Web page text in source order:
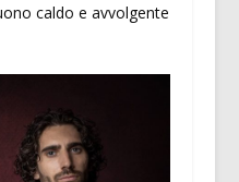
caldo e avvolgente